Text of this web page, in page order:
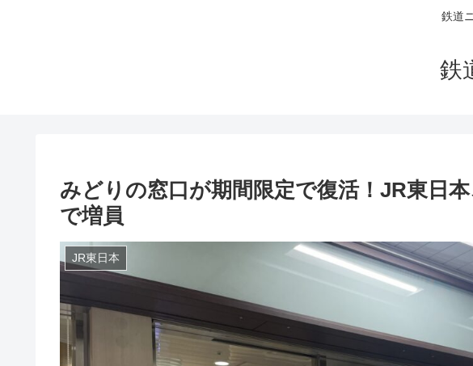
鉄道
鉄
みどりの窓口が期間限定で復活！JR東日
で増員
JR東日本